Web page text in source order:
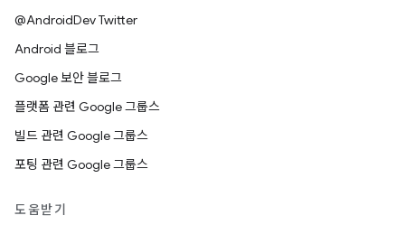
@AndroidDev Twitter
Android 블로그
Google 보안 블로그
플랫폼 관련 Google 그룹스
빌드 관련 Google 그룹스
포팅 관련 Google 그룹스
도움받기